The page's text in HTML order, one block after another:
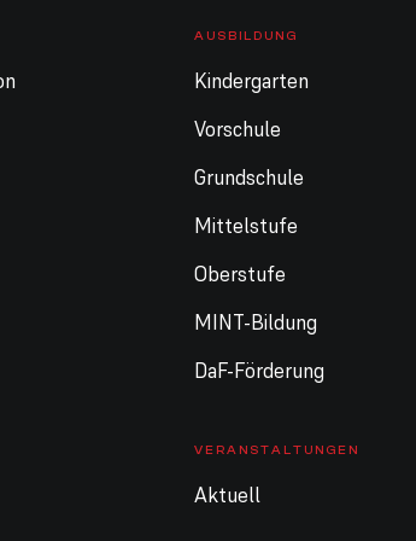
AUSBILDUNG
Kindergarten
Vorschule
Grundschule
Mittelstufe
Oberstufe
MINT-Bildung
DaF-Förderung
VERANSTALTUNGEN
Aktuell